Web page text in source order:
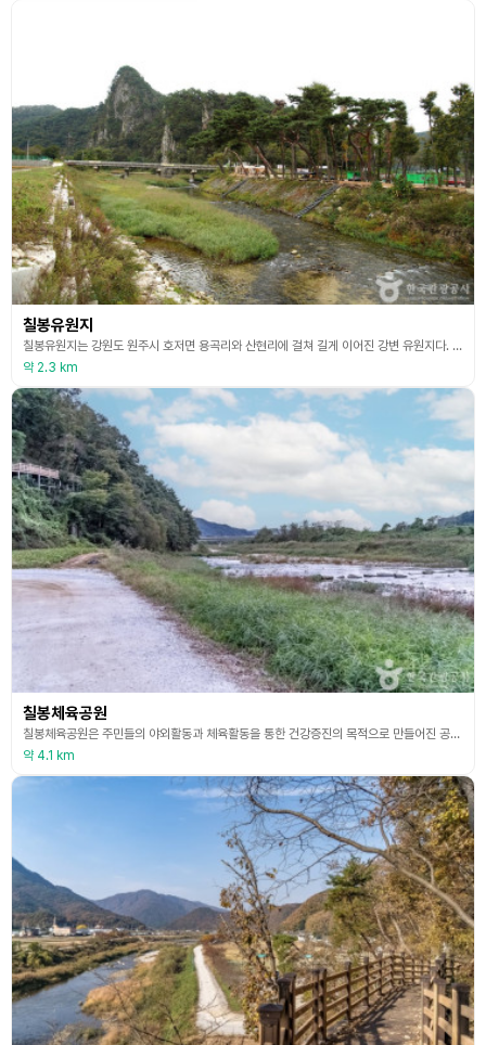
칠봉유원지
칠봉유원지는 강원도 원주시 호저면 용곡리와 산현리에 걸쳐 길게 이어진 강변 유원지다. 섬강 상류에 위치하고 있으며 봉우리가 7개라 칠봉이라 불린다. 물이 깊지 않고 맑아 물놀이를 즐기기에 좋으며 캠핑을 하기에 적합한 넓은 터가 이어져있다. 계곡물은 간혹 물고기가 보일 정도로 맑다. 기암괴석 같은 봉우리 밑으로 맑은 계류가 흘러내리고 칠봉이 병풍을 두른 듯 천하의 절경을 이루고 있다. 조금 더 올라가면 소나무 군락지가 있어 그 아래 텐트를 치고 캠핑을 즐
약 2.3 km
칠봉체육공원
칠봉체육공원은 주민들의 야외활동과 체육활동을 통한 건강증진의 목적으로 만들어진 공원이다. 이곳은 산현리 일대 3만3천여㎡ 부지에 다목적 족구장과 잔디축구장, 농구장 등을 갖췄다. 시설의 유지 보수가 지역 주민들의 공동 관리로 운영되고 있어 잔디 운동장은 전용 축구장으로 사용해도 손색이 없을 정도이다. 2022년 개장한 섬강 자작나무숲 둘레길의 시작점이기도 한 칠봉체육공원은 넓은 주차장을 보유하고 있으며 공원 안에는 화덕피자 체험장과 카페가 들어서 많은
약 4.1 km